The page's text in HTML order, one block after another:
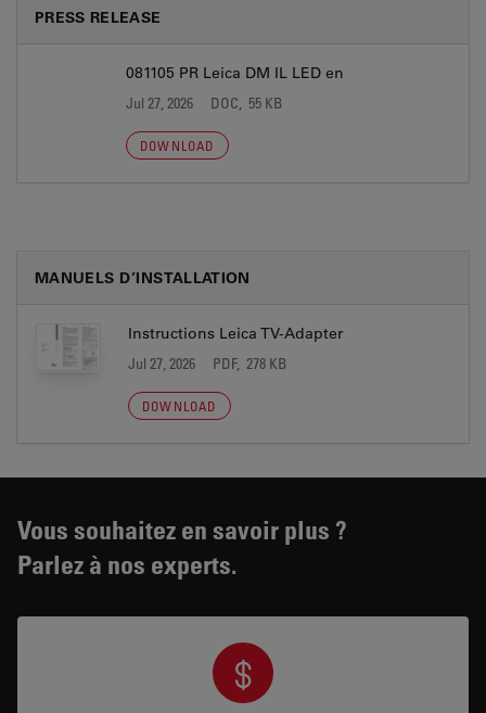
PRESS RELEASE
081105 PR Leica DM IL LED en
Jul 27, 2026 DOC, 55 KB
DOWNLOAD
MANUELS D’INSTALLATION
Instructions Leica TV-Adapter
Jul 27, 2026 PDF, 278 KB
DOWNLOAD
Vous souhaitez en savoir plus ?
Parlez à nos experts.